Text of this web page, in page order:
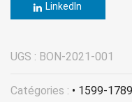
LinkedIn
UGS : BON-2021-001
Catégories : • 1599-